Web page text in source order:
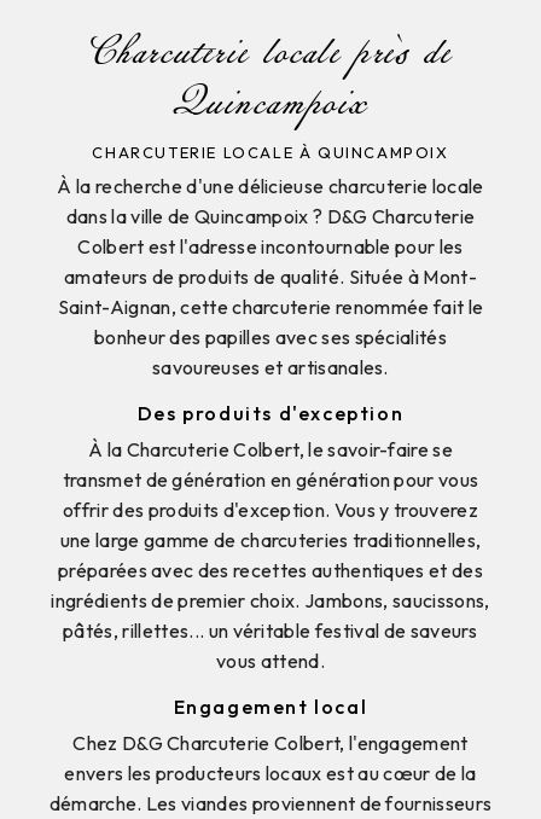
Charcuterie locale près de
Quincampoix
CHARCUTERIE LOCALE À QUINCAMPOIX
À la recherche d'une délicieuse charcuterie locale
dans la ville de Quincampoix ? D&G Charcuterie
Colbert est l'adresse incontournable pour les
amateurs de produits de qualité. Située à Mont-
Saint-Aignan, cette charcuterie renommée fait le
bonheur des papilles avec ses spécialités
savoureuses et artisanales.
Des produits d'exception
À la Charcuterie Colbert, le savoir-faire se
transmet de génération en génération pour vous
offrir des produits d'exception. Vous y trouverez
une large gamme de charcuteries traditionnelles,
préparées avec des recettes authentiques et des
ingrédients de premier choix. Jambons, saucissons,
pâtés, rillettes... un véritable festival de saveurs
vous attend.
Engagement local
Chez D&G Charcuterie Colbert, l'engagement
envers les producteurs locaux est au cœur de la
démarche. Les viandes proviennent de fournisseurs